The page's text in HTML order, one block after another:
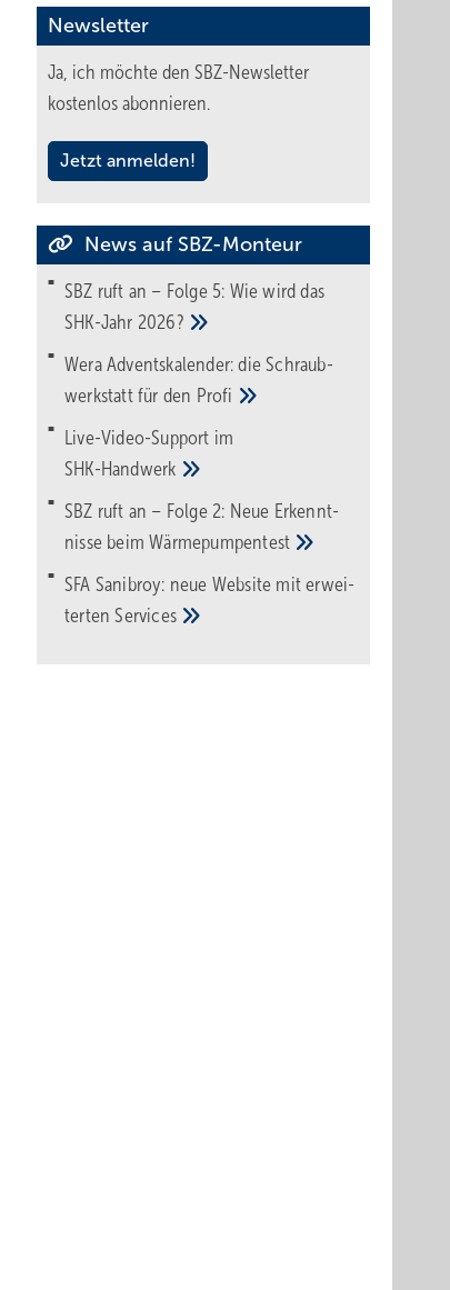
Newsletter
Ja, ich möchte den SBZ-Newsletter
kostenlos abonnieren.
Jetzt anmelden!
News auf SBZ-Monteur
SBZ ruft an – Folge 5: Wie wird das
SHK-Jahr 2026?
Wera Adventskalender: die Schraub­
werk­statt für den Pro­fi
Live-Video-Support im
SHK-Handwerk
SBZ ruft an – Folge 2: Neue Erkennt­
nisse beimWärme­pumpen­test
SFA Sanibroy: neue Web­site mit erwei­
tertenServices